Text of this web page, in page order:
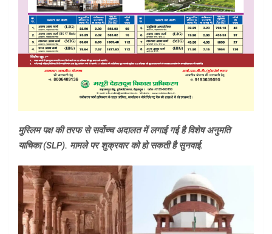
मुस्लिम पक्ष की तरफ से सर्वोच्च अदालत में लगाई गई है विशेष अनुमति
याचिका (SLP). मामले पर शुक्रवार को हो सकती है सुनवाई.